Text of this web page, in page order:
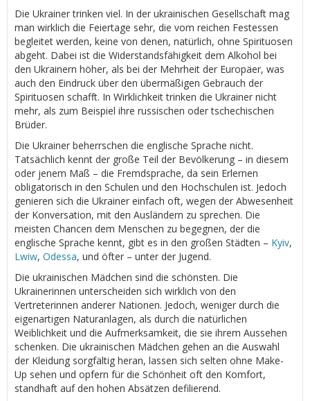
Die Ukrainer trinken viel. In der ukrainischen Gesellschaft mag
man wirklich die Feiertage sehr, die vom reichen Festessen
begleitet werden, keine von denen, natürlich, ohne Spirituosen
abgeht. Dabei ist die Widerstandsfähigkeit dem Alkohol bei
den Ukrainern höher, als bei der Mehrheit der Europäer, was
auch den Eindruck über den übermäßigen Gebrauch der
Spirituosen schafft. In Wirklichkeit trinken die Ukrainer nicht
mehr, als zum Beispiel ihre russischen oder tschechischen
Brüder.
Die Ukrainer beherrschen die englische Sprache nicht.
Tatsächlich kennt der große Teil der Bevölkerung – in diesem
oder jenem Maß – die Fremdsprache, da sein Erlernen
obligatorisch in den Schulen und den Hochschulen ist. Jedoch
genieren sich die Ukrainer einfach oft, wegen der Abwesenheit
der Konversation, mit den Ausländern zu sprechen. Die
meisten Chancen dem Menschen zu begegnen, der die
englische Sprache kennt, gibt es in den großen Städten – Kyiv,
Lwiw, Odessa, und öfter – unter der Jugend.
Die ukrainischen Mädchen sind die schönsten. Die
Ukrainerinnen unterscheiden sich wirklich von den
Vertreterinnen anderer Nationen. Jedoch, weniger durch die
eigenartigen Naturanlagen, als durch die natürlichen
Weiblichkeit und die Aufmerksamkeit, die sie ihrem Aussehen
schenken. Die ukrainischen Mädchen gehen an die Auswahl
der Kleidung sorgfältig heran, lassen sich selten ohne Make-
Up sehen und opfern für die Schönheit oft den Komfort,
standhaft auf den hohen Absätzen defilierend.